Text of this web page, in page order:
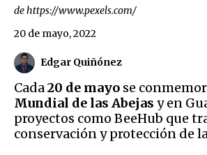
de https://www.pexels.com/
Edgar Quiñónez
20 de mayo, 2022
Cada20 de mayo se
Mundial de las Abejas y en
proyectos como BeeHub que
conservación y protección de